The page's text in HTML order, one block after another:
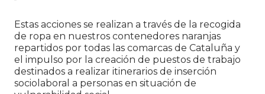
Estas acciones se realizan a través de la recogida
de ropa en nuestros contenedores naranjas
repartidos por todas las comarcas de Cataluña y
el impulso por la creación de puestos de trabajo
destinados a realizar itinerarios de inserción
sociolaboral a personas en situación de